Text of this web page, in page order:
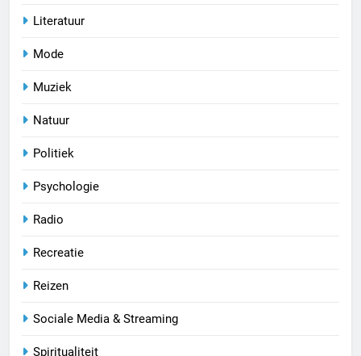
Literatuur
Mode
Muziek
Natuur
Politiek
Psychologie
Radio
Recreatie
Reizen
Sociale Media & Streaming
Spiritualiteit